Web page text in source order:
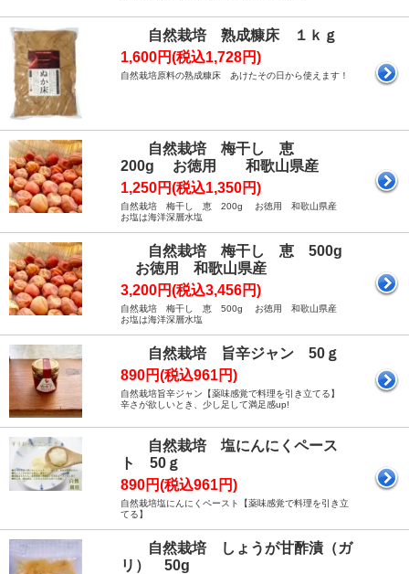
自然栽培 熟成糠床 １ｋｇ
1,600円(税込1,728円)
自然栽培原料の熟成糠床 あけたその日から使えます！
自然栽培 梅干し 恵
200g お徳用 和歌山県産
1,250円(税込1,350円)
自然栽培 梅干し 恵 200g お徳用 和歌山県産
お塩は海洋深層水塩
自然栽培 梅干し 恵 500g
お徳用 和歌山県産
3,200円(税込3,456円)
自然栽培 梅干し 恵 500g お徳用 和歌山県産
お塩は海洋深層水塩
自然栽培 旨辛ジャン 50ｇ
890円(税込961円)
自然栽培旨辛ジャン【薬味感覚で料理を引き立てる】
辛さが欲しいとき、少し足して満足感up!
自然栽培 塩にんにくペース
ト 50ｇ
890円(税込961円)
自然栽培塩にんにくペースト【薬味感覚で料理を引き立
てる】
自然栽培 しょうが甘酢漬（ガ
リ） 50g